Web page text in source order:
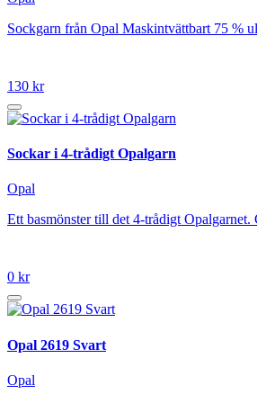
Sockgarn från Opal Maskintvättbart 75 %
130 kr
Sockar i 4-trådigt Opalgarn
Opal
Ett basmönster till det 4-trådigt
0 kr
Opal 2619 Svart
Opal